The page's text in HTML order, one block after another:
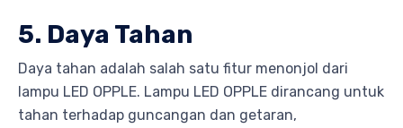
5. Daya Tahan
Daya tahan adalah salah satu fitur menonjol dari
lampu LED OPPLE. Lampu LED OPPLE dirancang untuk
tahan terhadap guncangan dan getaran,